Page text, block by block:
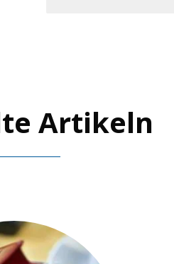
Artikeln